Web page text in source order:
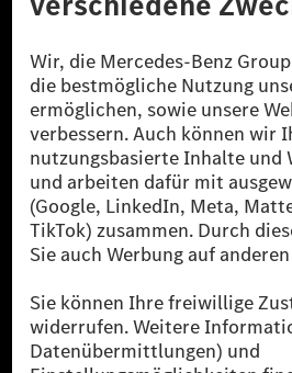
© 2026 Mercedes-Benz Group AG. Alle
[1] Bilanziell CO₂-neutral bedeutet, dass
reduzierte CO₂-Emissionen bei der
zertifizierte Ausgleichsprojekte kompensiert
[2] Renewable Charging ist ein integraler
Public in Europa, den USA, Kanada und
Ladestation noch kein Strom aus
verwendet Renewable Charging
sicher, dass für Ladevorgänge über
Strommenge aus erneuerbaren Energien
als sechs Jahre sind.
* Inkl. EKOenergy Ökolabel
* Die angegebenen Werte wurden nach dem
Messverfahren WLTP (Worldwide